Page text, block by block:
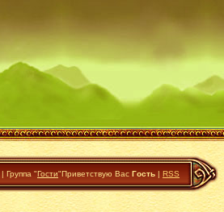
| Группа "Гости"Приветствую Вас Гость | RSS